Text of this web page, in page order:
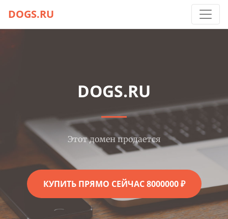
DOGS.RU
DOGS.RU
Этот домен продается
КУПИТЬ ПРЯМО СЕЙЧАС 8000000 ₽